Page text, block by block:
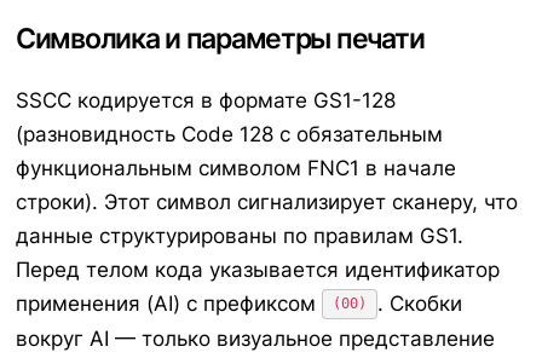
Символика и параметры печати
SSCC кодируется в формате GS1-128
(разновидность Code 128 с обязательным
функциональным символом FNC1 в начале
строки). Этот символ сигнализирует сканеру, что
данные структурированы по правилам GS1.
Перед телом кода указывается идентификатор
применения (AI) с префиксом
(00)
. Скобки
вокруг AI — только визуальное представление